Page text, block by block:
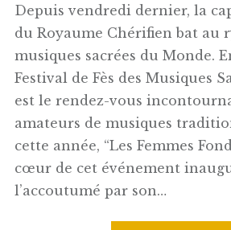
Depuis vendredi dernier, la
du Royaume Chérifien bat au
musiques sacrées du Monde.
Festival de Fès des Musiques
est le rendez-vous
amateurs de musiques
cette année, “Les Femmes
cœur de cet événement
l’accoutumé par son…